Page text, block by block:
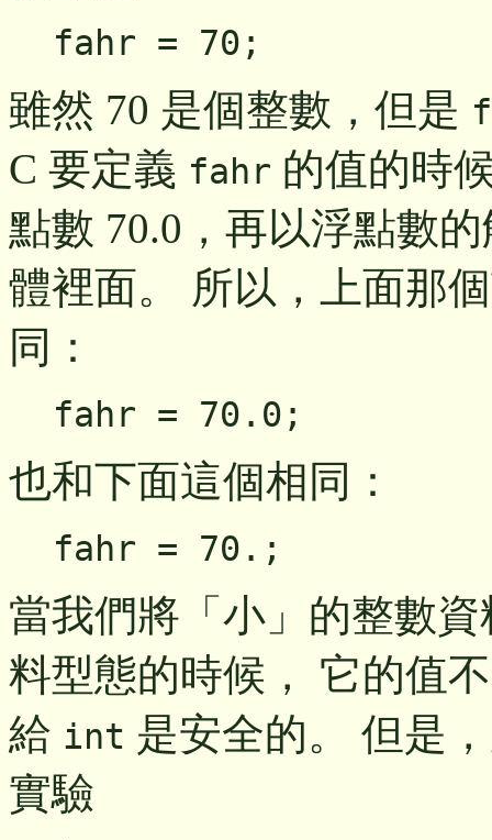
fahr = 70;
雖然 70 是個整數，但是
C 要定義 fahr 的值的時
點數 70.0，再以浮點數
體裡面。 所以，上面那
同：
fahr = 70.0;
也和下面這個相同：
fahr = 70.;
當我們將「小」的整數
料型態的時候， 它的值
給 int 是安全的。 但是
實驗